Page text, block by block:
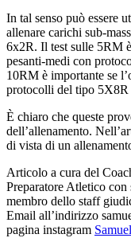
In tal senso può essere
allenare carichi sub-
6x2R. Il test sulle 5RM
pesanti-medi con
10RM è importante se
protocolli del tipo
È chiaro che queste
dell’allenamento.
di vista di un
Articolo a cura del
Preparatore Atletico
membro dello staff
Email all’indirizzo
pagina instagram